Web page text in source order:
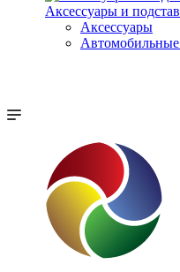
Аксессуары и
Аксессуары
Автомобильные